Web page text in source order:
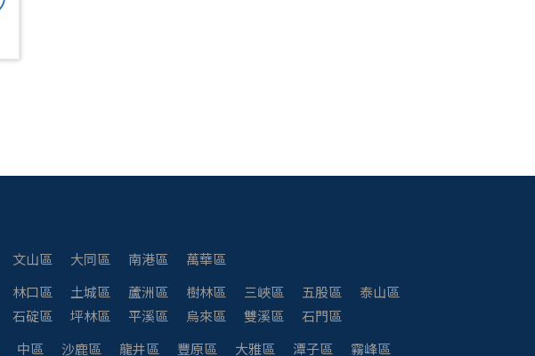
文山區 大同區 南港區
萬華區
林口區 土城區 蘆洲區 樹林區 三峽區 五股區
泰山區
石碇區 坪林區 平溪區 烏來區 雙溪區
石門區
中區 沙鹿區 龍井區 豐原區 大雅區 潭子區
霧峰區